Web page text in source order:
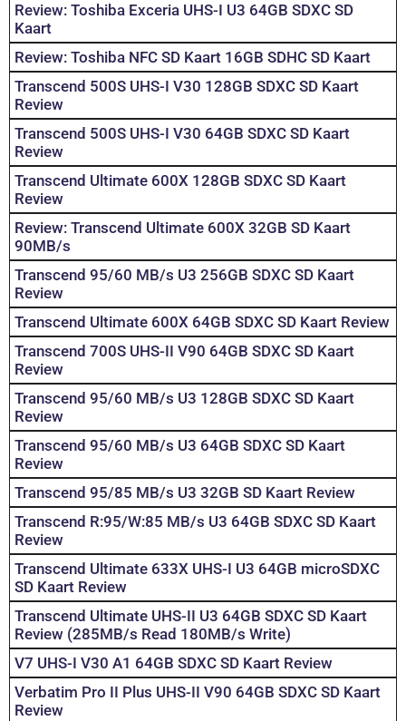
Review: Toshiba Exceria UHS-I U3 64GB SDXC SD
Kaart
Review: Toshiba NFC SD Kaart 16GB SDHC SD Kaart
Transcend 500S UHS-I V30 128GB SDXC SD Kaart
Review
Transcend 500S UHS-I V30 64GB SDXC SD Kaart
Review
Transcend Ultimate 600X 128GB SDXC SD Kaart
Review
Review: Transcend Ultimate 600X 32GB SD Kaart
90MB/s
Transcend 95/60 MB/s U3 256GB SDXC SD Kaart
Review
Transcend Ultimate 600X 64GB SDXC SD Kaart Review
Transcend 700S UHS-II V90 64GB SDXC SD Kaart
Review
Transcend 95/60 MB/s U3 128GB SDXC SD Kaart
Review
Transcend 95/60 MB/s U3 64GB SDXC SD Kaart
Review
Transcend 95/85 MB/s U3 32GB SD Kaart Review
Transcend R:95/W:85 MB/s U3 64GB SDXC SD Kaart
Review
Transcend Ultimate 633X UHS-I U3 64GB microSDXC
SD Kaart Review
Transcend Ultimate UHS-II U3 64GB SDXC SD Kaart
Review (285MB/s Read 180MB/s Write)
V7 UHS-I V30 A1 64GB SDXC SD Kaart Review
Verbatim Pro II Plus UHS-II V90 64GB SDXC SD Kaart
Review